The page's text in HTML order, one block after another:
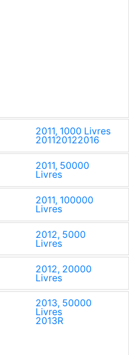
2011, 1000 Livres
201120122016
2011, 50000
Livres
2011, 100000
Livres
2012, 5000
Livres
2012, 20000
Livres
2013, 50000
Livres
2013R